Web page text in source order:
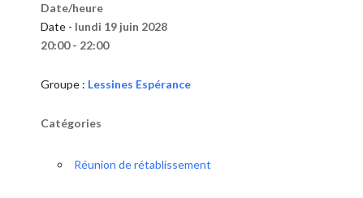
Date/heure
Date - lundi 19 juin 2028
20:00 - 22:00
Groupe : Lessines Espérance
Catégories
Réunion de rétablissement